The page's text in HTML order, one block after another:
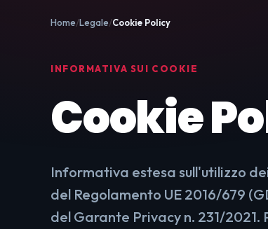
Home Legale Cookie Policy
INFORMATIVA SUI COOKIE
Cookie
Informativa estesa sull'utilizzo
del Regolamento UE 2016/679
del Garante Privacy n. 231/2021.